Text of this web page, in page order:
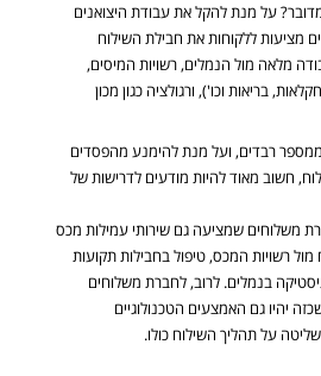
על מנת להקל את עבודת היצואנים
מציעות ללקוחות את חבילת השילוח
מלאה מול הנמלים, רשויות המיסים,
בריאות וכו'), ורגולציה כגון מכון
ממספר רבדים, ועל מנת להימנע מהפסדים
חשוב מאוד להיות מודעים לדרישות של
משלוחים שמציעה גם שירותי עמילות מכס
מול רשויות המכס, טיפול בחבילות תקועות
בנמלים. לרוב, לחברת משלוחים
יהיו גם האמצעים הטכנולוגיים
על תהליך השילוח כולו.